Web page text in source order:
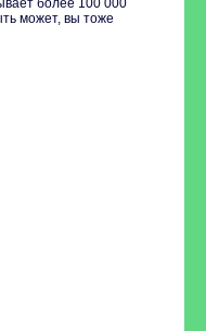
более 100 000
может, вы тоже